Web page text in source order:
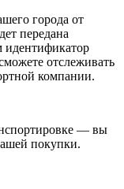
города от
передана
отслеживать
компании.
— вы
покупки.